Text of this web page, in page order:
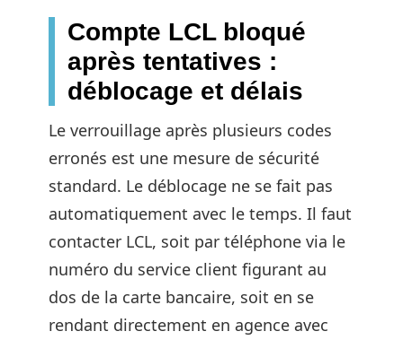
Compte LCL bloqué
après tentatives :
déblocage et délais
Le verrouillage après plusieurs codes
erronés est une mesure de sécurité
standard. Le déblocage ne se fait pas
automatiquement avec le temps. Il faut
contacter LCL, soit par téléphone via le
numéro du service client figurant au
dos de la carte bancaire, soit en se
rendant directement en agence avec